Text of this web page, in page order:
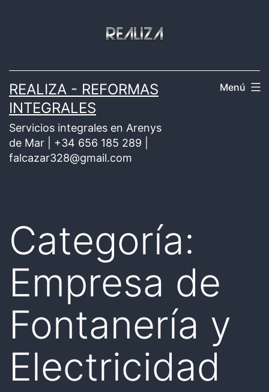
REALIZA - REFORMAS
INTEGRALES
Servicios integrales en Arenys
de Mar | +34 656 185 289 |
falcazar328@gmail.com
Menú
Categoría:
Empresa de
Fontanería y
Electricidad